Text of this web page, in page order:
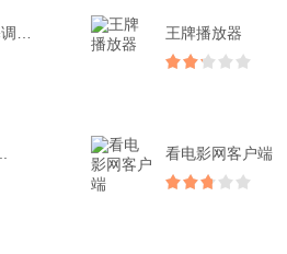
王牌播放器
看电影网客户端